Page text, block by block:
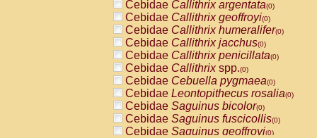
Cebidae Callithrix argentata(0)
Cebidae Callithrix geoffroyi(0)
Cebidae Callithrix humeralifer(0)
Cebidae Callithrix jacchus(0)
Cebidae Callithrix penicillata(0)
Cebidae Callithrixspp.(0)
Cebidae Cebuella pygmaea(0)
Cebidae Leontopithecus rosalia(0)
Cebidae Saguinus bicolor(0)
Cebidae Saguinus fuscicollis(0)
Cebidae Saguinus geoffroyi(0)